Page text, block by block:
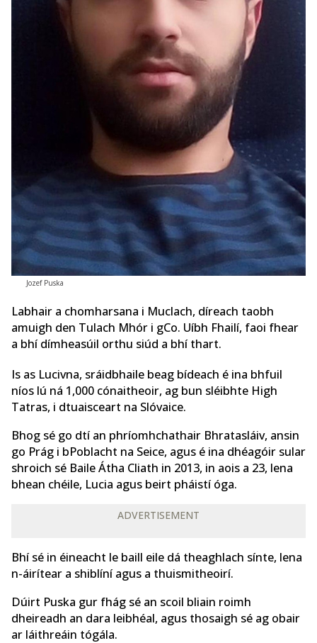
Jozef Puska
Labhair a chomharsana i Muclach, díreach taobh
amuigh den Tulach Mhór i gCo. Uíbh Fhailí, faoi fhear
a bhí dímheasúil orthu siúd a bhí thart.
Is as Lucivna, sráidbhaile beag bídeach é ina bhfuil
níos lú ná 1,000 cónaitheoir, ag bun sléibhte High
Tatras, i dtuaisceart na Slóvaice.
Bhog sé go dtí an phríomhchathair Bhratasláiv, ansin
go Prág i bPoblacht na Seice, agus é ina dhéagóir sular
shroich sé Baile Átha Cliath in 2013, in aois a 23, lena
bhean chéile, Lucia agus beirt pháistí óga.
ADVERTISEMENT
Bhí sé in éineacht le baill eile dá theaghlach sínte, lena
n-áirítear a shiblíní agus a thuismitheoirí.
Dúirt Puska gur fhág sé an scoil bliain roimh
dheireadh an dara leibhéal, agus thosaigh sé ag obair
ar láithreáin tógála.